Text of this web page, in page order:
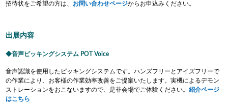
招待状をご希望の方は、 お問い合わせページからお申込みください。
出展内容
音声ピッキングシステム POT Voice
音声認識を使用したピッキングシステムです。ハンズフリーとアイズフリーで
の作業により、お客様の作業効率改善をご提案いたします。実機によるデモン
ストレーションをおこないますので、是非会場でご体験ください。紹介ページ
はこちら